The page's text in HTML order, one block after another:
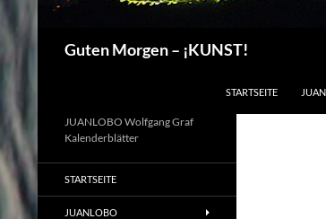
Guten Morgen – ¡KUNST!
STARTSEITE
JUANLOBO Wolfgang Graf
Kalenderblätter
STARTSEITE
JUANLOBO